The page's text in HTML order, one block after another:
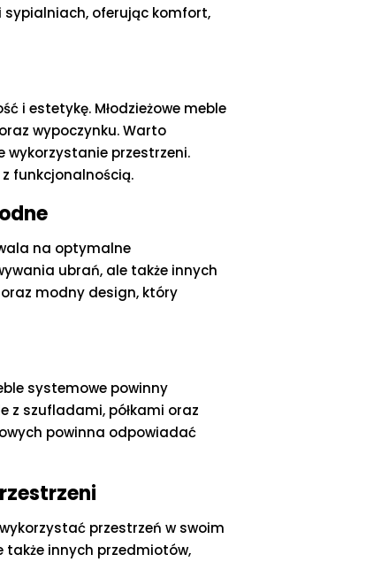
sypialniach, oferując komfort,
i estetykę. Młodzieżowe meble
wypoczynku. Warto
wykorzystanie przestrzeni.
funkcjonalnością.
na optymalne
ubrań, ale także innych
modny design, który
systemowe powinny
z szufladami, półkami oraz
powinna odpowiadać
przestrzeń w swoim
także innych przedmiotów,